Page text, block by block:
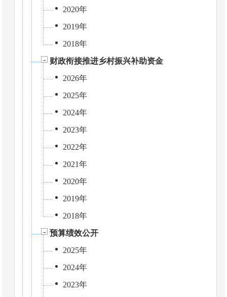
2020年
2019年
2018年
财政衔接推进乡村振兴补助资金
2026年
2025年
2024年
2023年
2022年
2021年
2020年
2019年
2018年
预算绩效公开
2025年
2024年
2023年